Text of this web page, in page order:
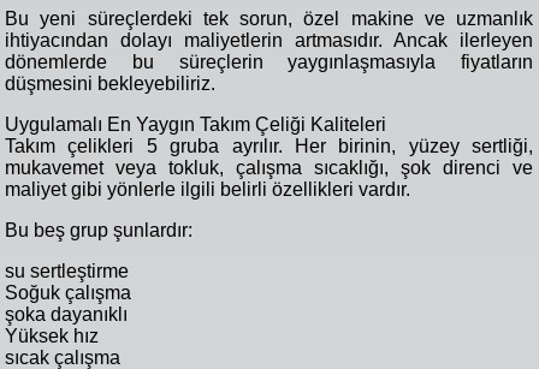
Bu yeni süreçlerdeki tek sorun, özel makine ve uzmanlık
ihtiyacından dolayı maliyetlerin artmasıdır. Ancak ilerleyen
dönemlerde bu süreçlerin yaygınlaşmasıyla fiyatların
düşmesini bekleyebiliriz.
Uygulamalı En Yaygın Takım Çeliği Kaliteleri
Takım çelikleri 5 gruba ayrılır. Her birinin, yüzey sertliği,
mukavemet veya tokluk, çalışma sıcaklığı, şok direnci ve
maliyet gibi yönlerle ilgili belirli özellikleri vardır.
Bu beş grup şunlardır:
su sertleştirme
Soğuk çalışma
şoka dayanıklı
Yüksek hız
sıcak çalışma